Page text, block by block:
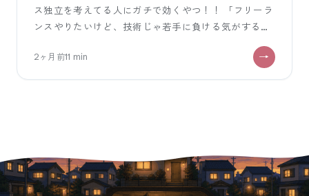
ス独立を考えてる人にガチで効くやつ！！ 「フリーラ
ンスやりたいけど、技術じゃ若手に負ける気がする」
2ヶ月前11 min